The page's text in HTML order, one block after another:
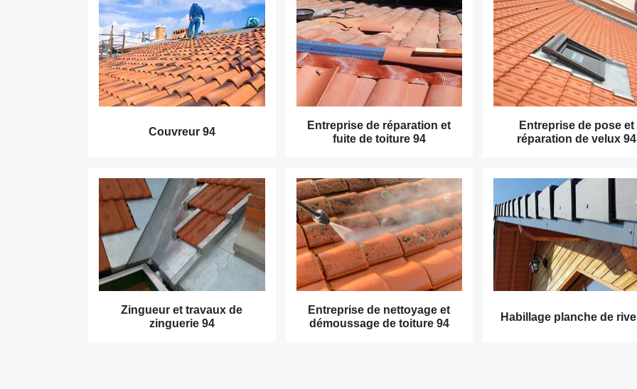
Couvreur 94
Entreprise de réparation et
fuite de toiture 94
Entreprise de pose et
réparation de velux 94
Zingueur et travaux de
zinguerie 94
Entreprise de nettoyage et
démoussage de toiture 94
Habillage planche de